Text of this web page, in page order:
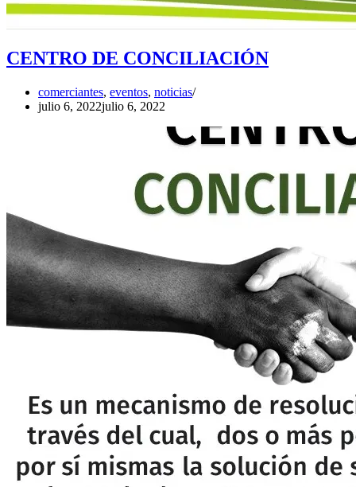
CENTRO DE CONCILIACIÓN
comerciantes, eventos, noticias
julio 6, 2022julio 6, 2022